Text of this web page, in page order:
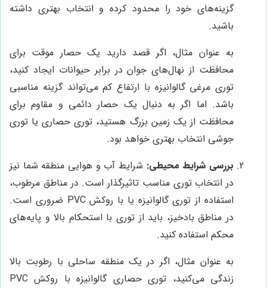
گزینه‌های خود را محدود کرده و انتخاب بهتری داشته
باشید.
به عنوان مثال، اگر قصد دارید یک حصار موقت برای
محافظت از نهال‌های جوان در برابر حیوانات ایجاد کنید،
توری مرغی گالوانیزه با ارتفاع کم می‌تواند گزینه مناسبی
باشد. اما اگر به دنبال یک حصار دائمی و مقاوم برای
محافظت از یک زمین بزرگ هستید، توری حصاری یا توری
جوشی انتخاب بهتری خواهد بود.
بررسی شرایط محیطی: شرایط آب و هوایی منطقه شما نیز
در انتخاب توری مناسب تاثیرگذار است. در مناطق مرطوب،
استفاده از توری گالوانیزه یا با روکش PVC ضروری است.
در مناطق بادخیز، باید از توری با استحکام بالا و پایه‌های
محکم استفاده کنید.
به عنوان مثال، اگر در یک منطقه ساحلی با رطوبت بالا
زندگی می‌کنید، توری حصاری گالوانیزه با روکش PVC